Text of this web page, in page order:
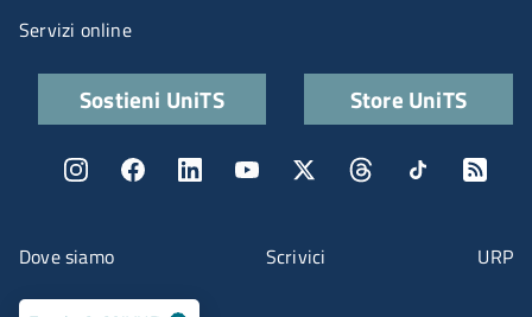
Menu contatti
Dove siamo Scrivici URP
Servizi online
Quick links
Sostieni UniTS Store UniTS
Menu social